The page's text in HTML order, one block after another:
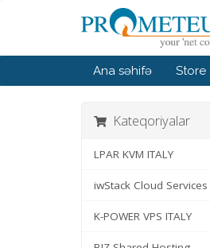
Ana səhifə Store
Kateqoriyalar
LPAR KVM ITALY
iwStack Cloud Services
K-POWER VPS ITALY